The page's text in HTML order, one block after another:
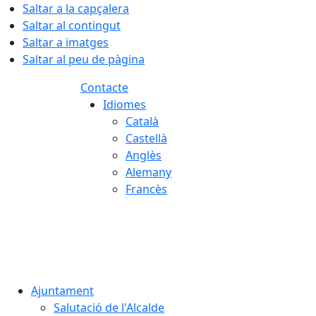
Saltar a la capçalera
Saltar al contingut
Saltar a imatges
Saltar al peu de pàgina
Contacte
Idiomes
Català
Castellà
Anglès
Alemany
Francès
Ajuntament
Salutació de l'Alcalde